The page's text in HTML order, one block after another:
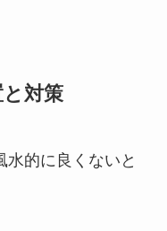
対策
水的に良くないと